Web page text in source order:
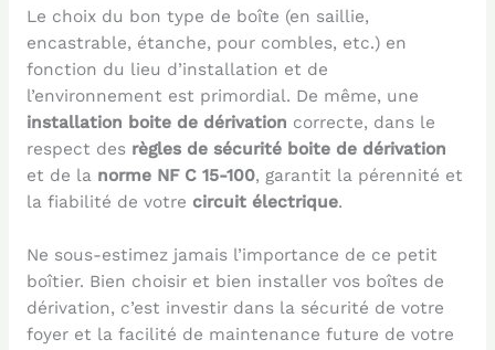
Le choix du bon type de boîte (en saillie,
encastrable, étanche, pour combles, etc.) en
fonction du lieu d’installation et de
l’environnement est primordial. De même, une
installation boite de dérivation correcte, dans le
respect des règles de sécurité boite de dérivation
et de la norme NF C 15-100, garantit la pérennité et
la fiabilité de votre circuit électrique.
Ne sous-estimez jamais l’importance de ce petit
boîtier. Bien choisir et bien installer vos boîtes de
dérivation, c’est investir dans la sécurité de votre
foyer et la facilité de maintenance future de votre